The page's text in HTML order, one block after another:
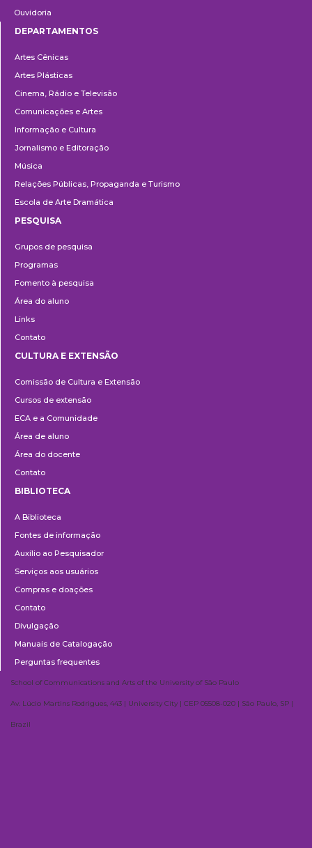
Ouvidoria
DEPARTAMENTOS
Artes Cênicas
Artes Plásticas
Cinema, Rádio e Televisão
Comunicações e Artes
Informação e Cultura
Jornalismo e Editoração
Música
Relações Públicas, Propaganda e Turismo
Escola de Arte Dramática
PESQUISA
Grupos de pesquisa
Programas
Fomento à pesquisa
Área do aluno
Links
Contato
e
Extensão
CULTURA E EXTENSÃO
Comissão de Cultura e Extensão
Cursos de extensão
ECA e a Comunidade
Área de aluno
Área do docente
Contato
BIBLIOTECA
A Biblioteca
Fontes de informação
Auxílio ao Pesquisador
Serviços aos usuários
Compras e doações
Contato
Divulgação
Manuais de Catalogação
Perguntas frequentes
School of Communications and Arts of the University of São Paulo
Av. Lúcio Martins Rodrigues, 443 | University City | CEP 05508-020 | São Paulo, SP |
Brazil